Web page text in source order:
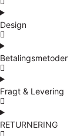
Design
Betalingsmetoder
Fragt & Levering
RETURNERING